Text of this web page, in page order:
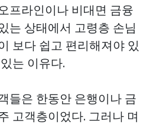
프라인이나 비대면 금융
는 상태에서 고령층 손님
보다 쉽고 편리해져야 있
는 이유다.
들은 한동안 은행이나 금
고객층이었다. 그러나 며